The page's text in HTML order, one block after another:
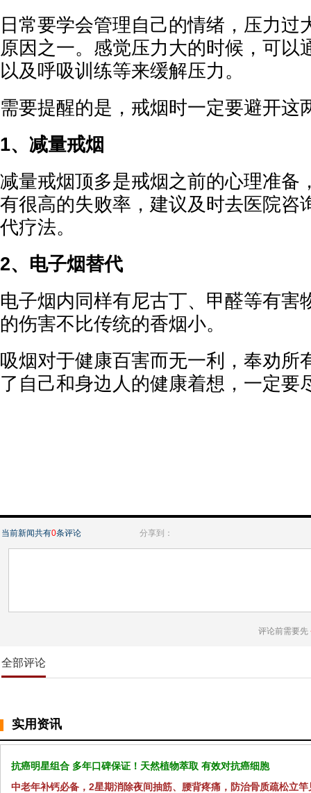
日常要学会管理自己的情绪，压力过
原因之一。感觉压力大的时候，可以
以及呼吸训练等来缓解压力。
需要提醒的是，戒烟时一定要避开这
1、减量戒烟
减量戒烟顶多是戒烟之前的心理准备
有很高的失败率，建议及时去医院咨
代疗法。
2、电子烟替代
电子烟内同样有尼古丁、甲醛等有害
的伤害不比传统的香烟小。
吸烟对于健康百害而无一利，奉劝所
了自己和身边人的健康着想，一定要
当前新闻共有0条评论 分享到：
评论前需要先
全部评论
实用资讯
抗癌明星组合 多年口碑保证！天然植物萃取 有效对抗癌细胞
中老年补钙必备，2星期消除夜间抽筋、腰背疼痛，防治骨质疏松立竿